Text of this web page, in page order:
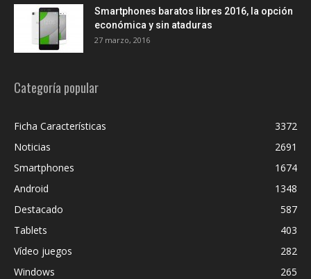
Smartphones baratos libres 2016, la opción
económica y sin ataduras
27 marzo, 2016
Categoría popular
Ficha Características
3372
Noticias
2691
Smartphones
1674
Android
1348
Destacado
587
Tablets
403
Vídeo juegos
282
Windows
265